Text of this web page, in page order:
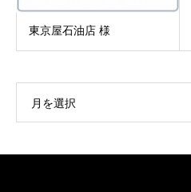
東京屋石油店 様
月を選択